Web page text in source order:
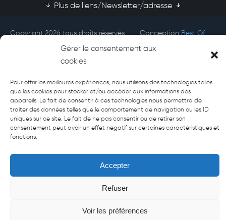
Gérer le consentement aux
cookies
Pour offrir les meilleures expériences, nous utilisons des technologies telles
que les cookies pour stocker et/ou accéder aux informations des
appareils. Le fait de consentir à ces technologies nous permettra de
traiter des données telles que le comportement de navigation ou les ID
uniques sur ce site. Le fait de ne pas consentir ou de retirer son
consentement peut avoir un effet négatif sur certaines caractéristiques et
fonctions.
Accepter
Refuser
Voir les préférences
Plus de liens/Newsletter/adresse
Copyright 2026 tous droits réservés
ConceptionBest Of
Site